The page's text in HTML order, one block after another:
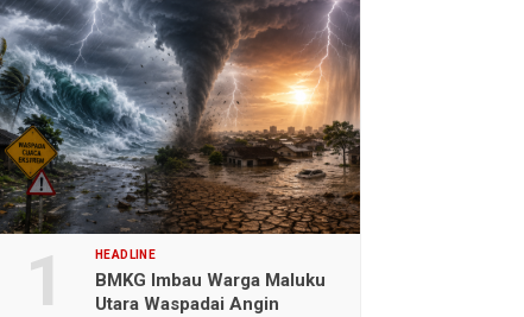
HEADLINE
BMKG Imbau Warga Maluku
Utara Waspadai Angin